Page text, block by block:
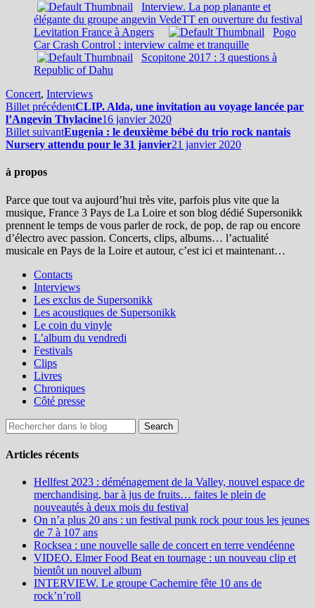
Interview. La pop planante et
élégante du groupe angevin VedeTT en ouverture du festival
Levitation France à Angers
Pogo
Car Crash Control : interview calme et tranquille
Scopitone 2017 : 3 questions à
Republic of Dahu
Concert, Interviews
Billet précédentCLIP. Alda, une invitation au voyage lancée par
l’Angevin Thylacine16 janvier 2020
Billet suivantEugenia : le deuxième bébé du trio rock nantais
Nursery attendu pour le 31 janvier21 janvier 2020
à propos
Parce que tout va aujourd’hui très vite, parfois plus vite que la
musique, France 3 Pays de La Loire et son blog dédié Supersonikk
prennent le temps de vous parler de rock, de pop, de rap ou encore
d’électro avec passion. Concerts, clips, albums… l’actualité
musicale en Pays de la Loire et autour, c’est ici et maintenant…
Contacts
Interviews
Les exclus de Supersonikk
Les acoustiques de Supersonikk
Le coin du vinyle
L’album du vendredi
Festivals
Clips
Livres
Chroniques
Côté presse
Articles récents
Hellfest 2023 : déménagement de la Valley, nouvel espace de
merchandising, bar à jus de fruits… faites le plein de
nouveautés à deux mois du festival
On n’a plus 20 ans : un festival punk rock pour tous les jeunes
de 7 à 107 ans
Rocksea : une nouvelle salle de concert en terre vendéenne
VIDEO. Elmer Food Beat en tournage : un nouveau clip et
bientôt un nouvel album
INTERVIEW. Le groupe Cachemire fête 10 ans de
rock’n’roll